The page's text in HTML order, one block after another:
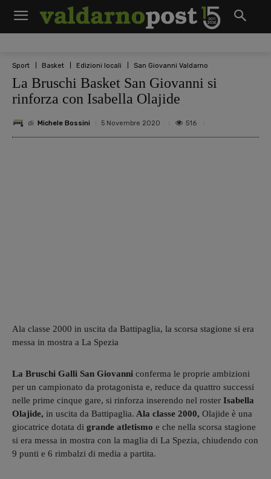
Sport Basket Edizioni locali San Giovanni Valdarno
La Bruschi Basket San Giovanni si
rinforza con Isabella Olajide
di Michele Bossini 5 Novembre 2020 516
Ala classe 2000 in uscita da Battipaglia, la scorsa stagione si era
messa in mostra a La Spezia
La Bruschi Galli San Giovanni conferma le proprie ambizioni
per un campionato da protagonista e, reduce da quattro successi
nelle prime cinque gare, si rinforza inserendo nel roster Isabella
Olajide, in uscita da Battipaglia. Ala classe 2000, Olajide è una
giocatrice dotata di grande atletismo e che nella scorsa stagione
si era messa in mostra con la maglia di La Spezia, chiudendo con
9 punti e 6 rimbalzi di media a partita.